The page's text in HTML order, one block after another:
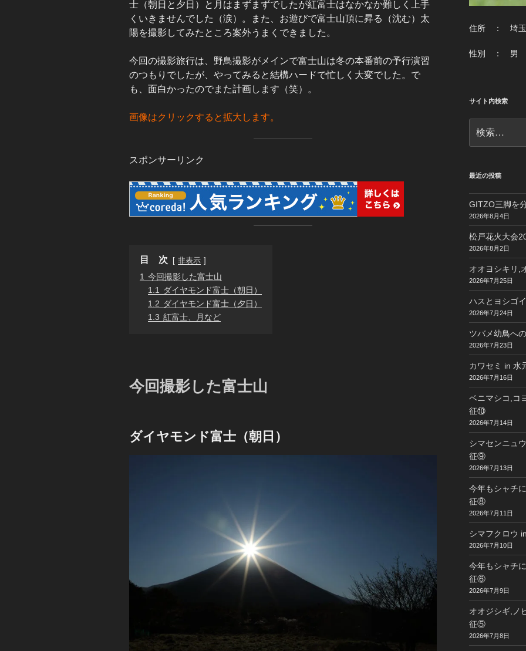
士（朝日と夕日）と月はまずまずでしたが紅富士はなかなか難しく上手
くいきませんでした（涙）。また、お遊びで富士山頂に昇る（沈む）太
陽を撮影してみたところ案外うまくできました。
今回の撮影旅行は、野鳥撮影がメインで富士山は冬の本番前の予行演習
のつもりでしたが、やってみると結構ハードで忙しく大変でした。で
も、面白かったのでまた計画します（笑）。
画像はクリックすると拡大します。
スポンサーリンク
目 次 非表示
1 今回撮影した富士山
1.1 ダイヤモンド富士（朝日）
1.2 ダイヤモンド富士（夕日）
1.3 紅富士、月など
今回撮影した富士山
ダイヤモンド富士（朝日）
住所 ： 埼玉
性別 ： 男
サイト内検索
索:
最近の投稿
GITZO三脚を
2026年8月4日
松戸花火大会
2026年8月2日
オオヨシキリ,
2026年7月25日
ハスとヨシゴ
2026年7月24日
ツバメ幼鳥へ
2026年7月23日
カワセミ in 水
2026年7月16日
ベニマシコ,コ
征⑩
2026年7月14日
シマセンニュ
征⑨
2026年7月13日
今年もシャチ
征⑧
2026年7月11日
シマフクロウ
2026年7月10日
今年もシャチ
征⑥
2026年7月9日
オオジシギ,ノ
征⑤
2026年7月8日